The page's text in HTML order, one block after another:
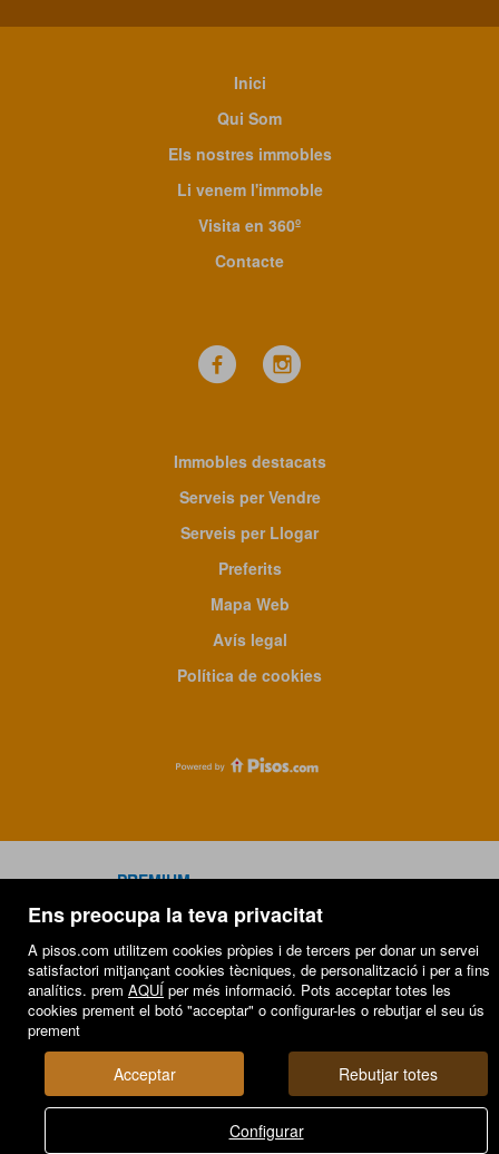
Ens preocupa la teva privacitat
A pisos.com utilitzem cookies pròpies i de tercers per donar un servei
satisfactori mitjançant cookies tècniques, de personalització i per a fins
analítics. prem AQUÍper més informació. Pots acceptar totes les
cookies prement el botó "acceptar" o configurar-les o rebutjar el seu ús
prement
Acceptar Rebutjar totes
Configurar
Inici
Qui Som
Els nostres immobles
Li venem l'immoble
Visita en 360º
Contacte
Immobles destacats
Serveis per Vendre
Serveis per Llogar
Preferits
Mapa Web
Avís legal
Política de cookies
PREMIUM
VENDA LLOGUER
Els meus immobles a pisos.com